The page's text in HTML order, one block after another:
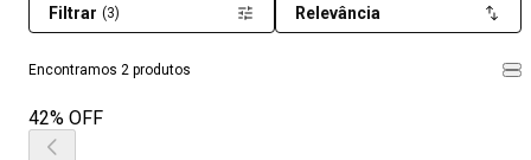
Encontramos 2 produtos
Filtrar (3) Relevância
42% OFF